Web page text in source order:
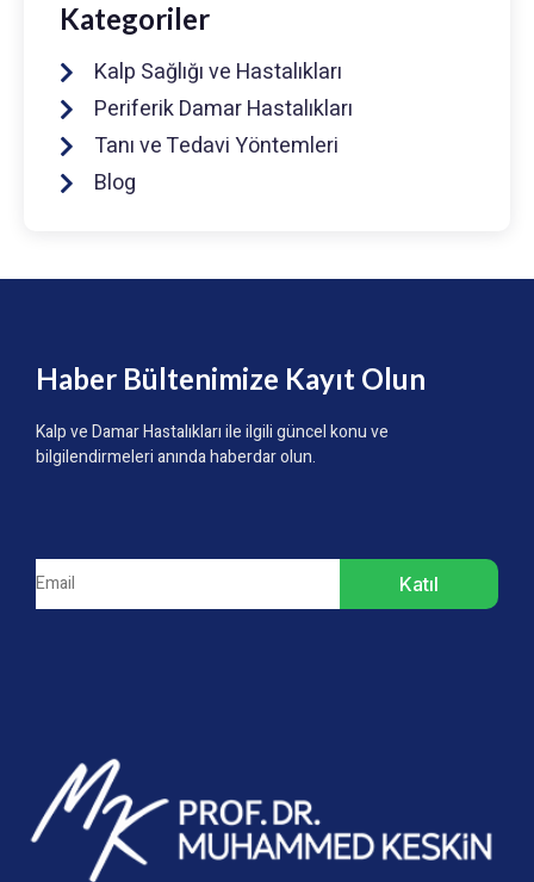
Kategoriler
Kalp Sağlığı ve Hastalıkları
Periferik Damar Hastalıkları
Tanı ve Tedavi Yöntemleri
Blog
Haber Bültenimize Kayıt Olun
Kalp ve Damar Hastalıkları ile ilgili güncel konu ve
bilgilendirmeleri anında haberdar olun.
Katıl